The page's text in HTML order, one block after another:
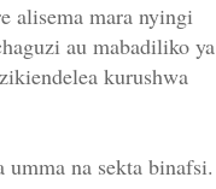
alisema mara nyingi
au mabadiliko ya
kurushwa
na sekta binafsi.